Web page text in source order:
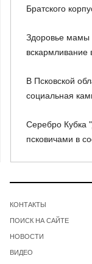
Братского
Здоровье мамы
вскармливание
В Псковской
социальная
Серебро Кубка
псковичами в
КОНТАКТЫ
ПОИСК НА САЙТЕ
НОВОСТИ
ВИДЕО